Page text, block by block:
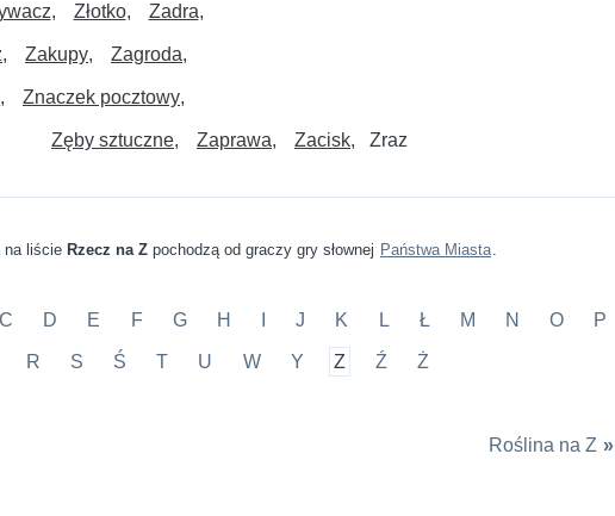
Złotko Zadra
Zakupy Zagroda
Znaczek pocztowy
Zęby sztuczne Zaprawa Zacisk Zraz
na liście Rzecz na Z pochodzą od graczy gry słownej Państwa Miasta.
C D E F G H J K L Ł M N O P
R S Ś T U W Y Z Ź Ż
Roślina na Z »